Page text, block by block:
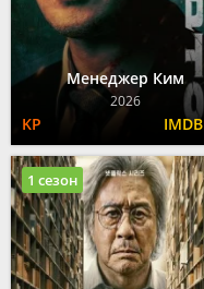
Менеджер Ким
2026
1 сезон